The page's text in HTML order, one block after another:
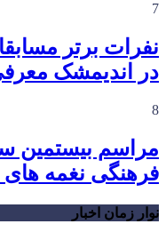
7
نفرات برتر
در اندیمشک
8
مراسم
فرهنگی نغمه
نوار زمان اخبار